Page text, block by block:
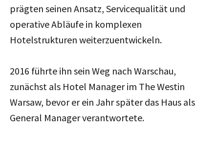
prägten seinen Ansatz, Servicequalität und
operative Abläufe in komplexen
Hotelstrukturen weiterzuentwickeln.
2016 führte ihn sein Weg nach Warschau,
zunächst als Hotel Manager im The Westin
Warsaw, bevor er ein Jahr später das Haus als
General Manager verantwortete.